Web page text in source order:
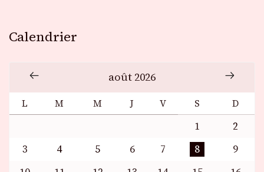
Calendrier
août 2026
L M M J V S D
1
2
3
4 5 6 7 8
9